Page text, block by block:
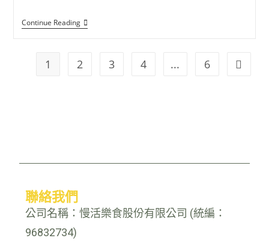
Continue Reading
1 2 3 4 ... 6
聯絡我們
公司名稱：慢活樂食股份有限公司 (統編：
96832734)